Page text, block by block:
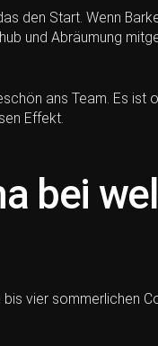
den Start. Wenn
und Abräumung
ans Team. Es ist
Effekt.
bei
vier sommerlichen